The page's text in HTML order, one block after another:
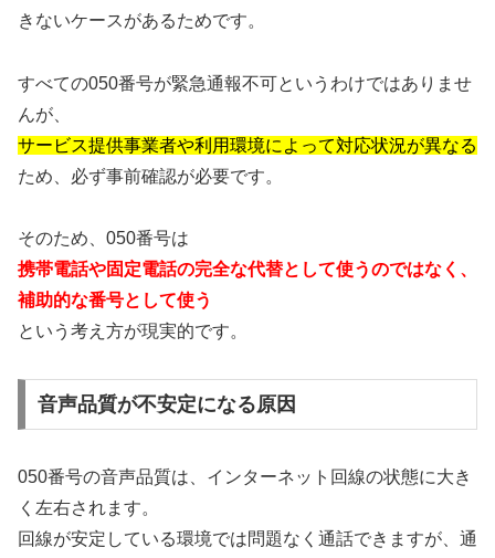
きないケースがあるためです。
すべての050番号が緊急通報不可というわけではありませ
んが、
サービス提供事業者や利用環境によって対応状況が異なる
ため、必ず事前確認が必要です。
そのため、050番号は
携帯電話や固定電話の完全な代替として使うのではなく、
補助的な番号として使う
という考え方が現実的です。
音声品質が不安定になる原因
050番号の音声品質は、インターネット回線の状態に大き
く左右されます。
回線が安定している環境では問題なく通話できますが、通